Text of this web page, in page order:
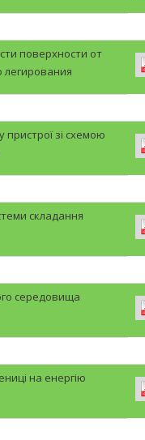
поверхности от
легирования
пристрої зі схемою
складання
середовища
на енергію